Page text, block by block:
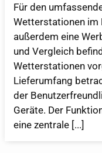
Für den
Wetterstationen im
außerdem eine
und Vergleich
Wetterstationen
Lieferumfang
der
Geräte. Der
eine zentrale [...]